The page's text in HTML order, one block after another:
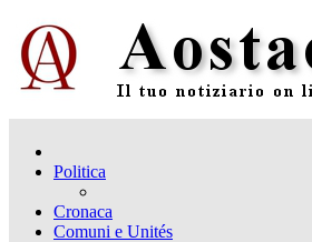
Politica
Cronaca
Comuni e Unités